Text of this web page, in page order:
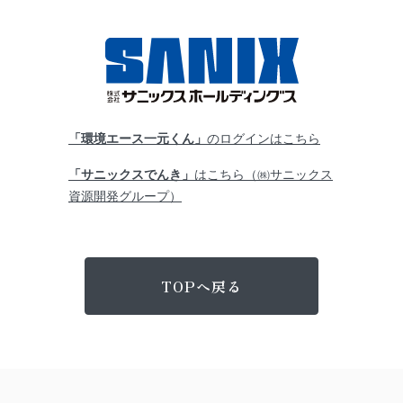
「環境エース一元くん」 のログインはこちら
「サニックスでんき」 はこちら（㈱サニックス
資源開発グループ）
TOPへ戻る